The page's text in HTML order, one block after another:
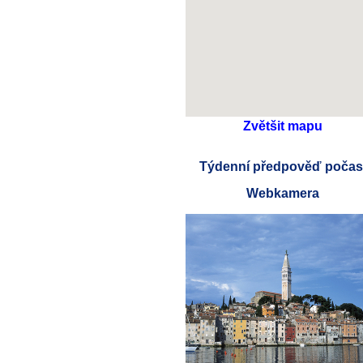
Zvětšit mapu
Týdenní předpověď
Webkamera